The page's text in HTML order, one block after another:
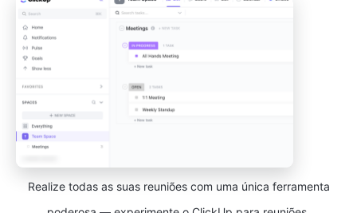
Realize todas as suas reuniões com uma única ferramenta